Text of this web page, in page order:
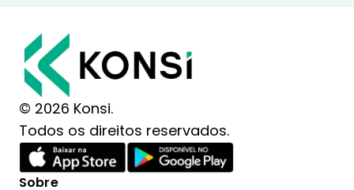
© 2026 Konsi.
Todos os direitos reservados.
Sobre